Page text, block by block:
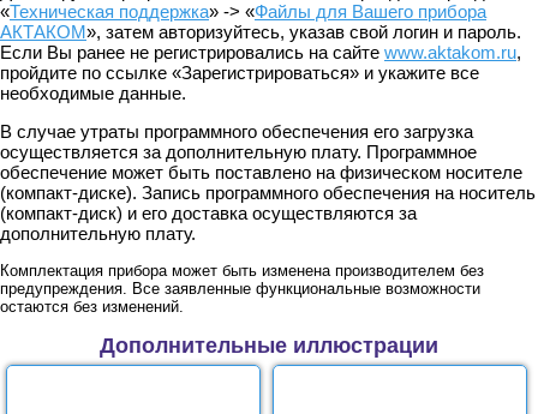
«Техническая поддержка» -> «Файлы для Вашего прибора
АКТАКОМ», затем авторизуйтесь, указав свой логин и пароль.
Если Вы ранее не регистрировались на сайте www.aktakom.ru,
пройдите по ссылке «Зарегистрироваться» и укажите все
необходимые данные.
В случае утраты программного обеспечения его загрузка
осуществляется за дополнительную плату. Программное
обеспечение может быть поставлено на физическом носителе
(компакт-диске). Запись программного обеспечения на носитель
(компакт-диск) и его доставка осуществляются за
дополнительную плату.
Комплектация прибора может быть изменена производителем без
предупреждения. Все заявленные функциональные возможности
остаются без изменений.
Дополнительные иллюстрации